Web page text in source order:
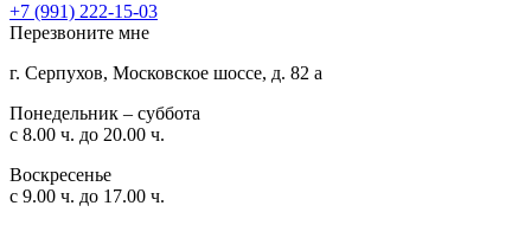
+7 (991) 222-15-03
Перезвоните мне
г. Серпухов, Московское шоссе, д. 82 а
Понедельник – суббота
с 8.00 ч. до 20.00 ч.
Воскресенье
с 9.00 ч. до 17.00 ч.